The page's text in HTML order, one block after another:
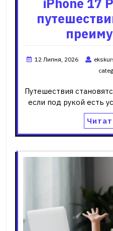
iPhone 17
12 Липня, 2026
Путешествия
если под рукой есть